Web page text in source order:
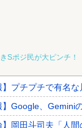
Sポジ民が大ピンチ！
】プチプチで有名
】Google、Gemini
】岡田斗司夫「人